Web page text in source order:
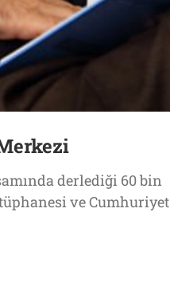
derlediği 60 bin
ve Cumhuriyet